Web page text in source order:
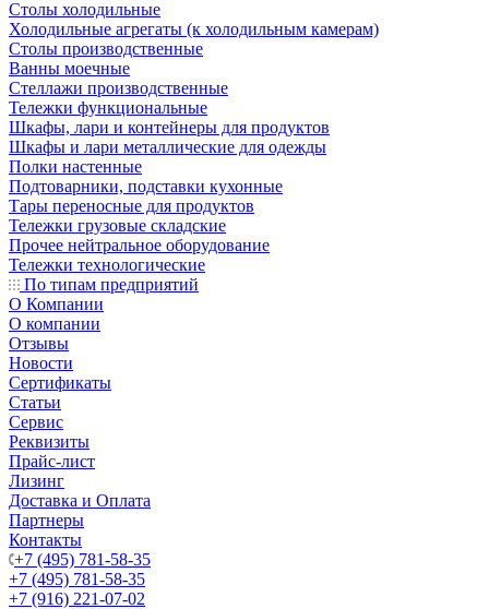
Столы холодильные
Холодильные агрегаты (к холодильным камерам)
Столы производственные
Ванны моечные
Стеллажи производственные
Тележки функциональные
Шкафы, лари и контейнеры для продуктов
Шкафы и лари металлические для одежды
Полки настенные
Подтоварники, подставки кухонные
Тары переносные для продуктов
Тележки грузовые складские
Прочее нейтральное оборудование
Тележки технологические
По типам предприятий
О Компании
О компании
Отзывы
Новости
Сертификаты
Статьи
Сервис
Реквизиты
Прайс-лист
Лизинг
Доставка и Оплата
Партнеры
Контакты
+7 (495) 781-58-35
+7 (495) 781-58-35
+7 (916) 221-07-02